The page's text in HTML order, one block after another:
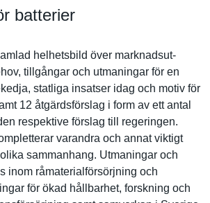
batterier
helhetsbil­d över marknadsut­
tillgångar och utmaningar för en
statliga insatser idag och motiv för
12 åtgärdsför­slag i form av ett antal
respektive förslag till regeringen.
varandra och annat viktigt
sammanhang. Utmaningar och
inom råmaterial­försörjnin­g och
för ökad hållbarhet, forskning och